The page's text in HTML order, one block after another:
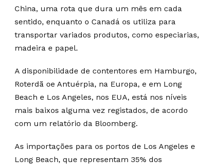
China, uma rota que dura um mês em cada
sentido, enquanto o Canadá os utiliza para
transportar variados produtos, como especiarias,
madeira e papel.
A disponibilidade de contentores em Hamburgo,
Roterdã oe Antuérpia, na Europa, e em Long
Beach e Los Angeles, nos EUA, está nos níveis
mais baixos alguma vez registados, de acordo
com um relatório da Bloomberg.
As importações para os portos de Los Angeles e
Long Beach, que representam 35% dos